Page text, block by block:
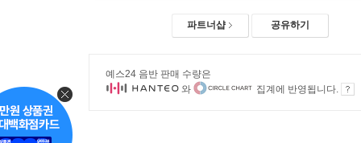
파트너샵 공유하기
예스24 음반 판매 수량은
와
집계에 반영됩니다.